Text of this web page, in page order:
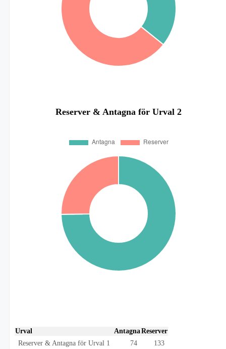
Reserver & Antagna för Urval 2
Urval AntagnaReserver
Reserver & Antagna för Urval 1
74 133